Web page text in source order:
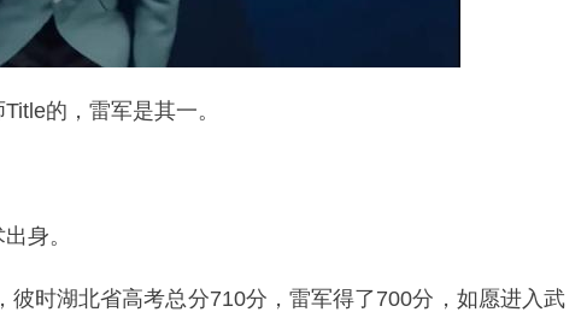
的，雷军是其一。
身。
时湖北省高考总分710分，雷军得了700分，如愿进入武